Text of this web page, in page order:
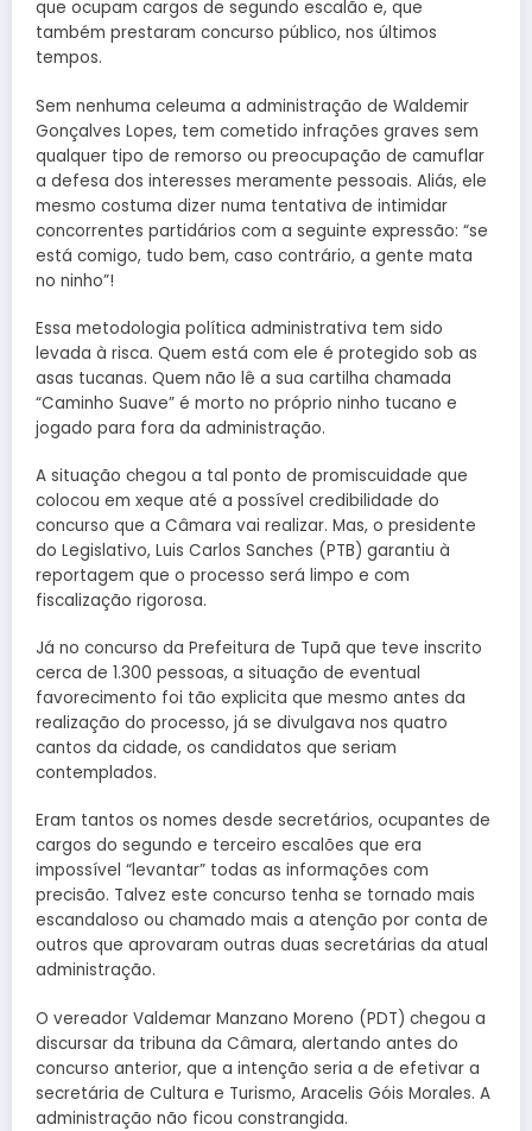
que ocupam cargos de segundo escalão e, que
também prestaram concurso público, nos últimos
tempos.
Sem nenhuma celeuma a administração de Waldemir
Gonçalves Lopes, tem cometido infrações graves sem
qualquer tipo de remorso ou preocupação de camuflar
a defesa dos interesses meramente pessoais. Aliás, ele
mesmo costuma dizer numa tentativa de intimidar
concorrentes partidários com a seguinte expressão: “se
está comigo, tudo bem, caso contrário, a gente mata
no ninho”!
Essa metodologia política administrativa tem sido
levada à risca. Quem está com ele é protegido sob as
asas tucanas. Quem não lê a sua cartilha chamada
“Caminho Suave” é morto no próprio ninho tucano e
jogado para fora da administração.
A situação chegou a tal ponto de promiscuidade que
colocou em xeque até a possível credibilidade do
concurso que a Câmara vai realizar. Mas, o presidente
do Legislativo, Luis Carlos Sanches (PTB) garantiu à
reportagem que o processo será limpo e com
fiscalização rigorosa.
Já no concurso da Prefeitura de Tupã que teve inscrito
cerca de 1.300 pessoas, a situação de eventual
favorecimento foi tão explicita que mesmo antes da
realização do processo, já se divulgava nos quatro
cantos da cidade, os candidatos que seriam
contemplados.
Eram tantos os nomes desde secretários, ocupantes de
cargos do segundo e terceiro escalões que era
impossível “levantar” todas as informações com
precisão. Talvez este concurso tenha se tornado mais
escandaloso ou chamado mais a atenção por conta de
outros que aprovaram outras duas secretárias da atual
administração.
O vereador Valdemar Manzano Moreno (PDT) chegou a
discursar da tribuna da Câmara, alertando antes do
concurso anterior, que a intenção seria a de efetivar a
secretária de Cultura e Turismo, Aracelis Góis Morales. A
administração não ficou constrangida.